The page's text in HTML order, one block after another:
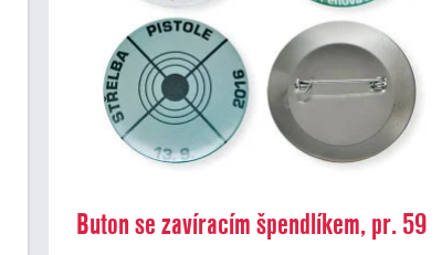
Buton se zavíracím špendlíkem, pr. 59